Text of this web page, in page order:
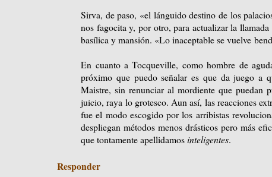
Sirva, de paso, «el lánguido destino de los
nos fagocita y, por otro, para actualizar la
basílica y mansión. «Lo inaceptable se vuelve
En cuanto a Tocqueville, como hombre de
próximo que puedo señalar es que da juego a
Maistre, sin renunciar al mordiente que puedan
juicio, raya lo grotesco. Aun así, las reacciones
fue el modo escogido por los arribistas
despliegan métodos menos drásticos pero más
que tontamente apellidamosinteligentes.
Responder